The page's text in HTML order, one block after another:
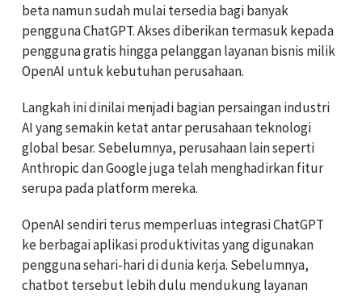
beta namun sudah mulai tersedia bagi banyak
pengguna ChatGPT. Akses diberikan termasuk kepada
pengguna gratis hingga pelanggan layanan bisnis milik
OpenAI untuk kebutuhan perusahaan.
Langkah ini dinilai menjadi bagian persaingan industri
AI yang semakin ketat antar perusahaan teknologi
global besar. Sebelumnya, perusahaan lain seperti
Anthropic dan Google juga telah menghadirkan fitur
serupa pada platform mereka.
OpenAI sendiri terus memperluas integrasi ChatGPT
ke berbagai aplikasi produktivitas yang digunakan
pengguna sehari-hari di dunia kerja. Sebelumnya,
chatbot tersebut lebih dulu mendukung layanan